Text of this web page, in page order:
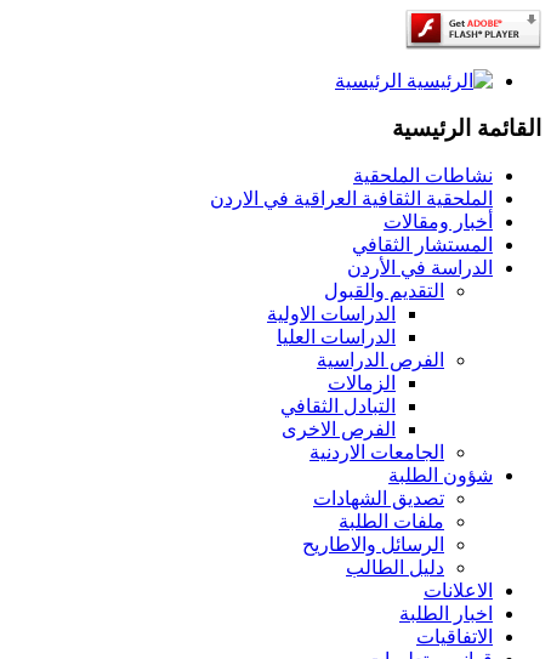
الرئيسية
القائمة الرئيسية
نشاطات الملحقية
الملحقية الثقافية العراقية في الاردن
أخبار ومقالات
المستشار الثقافي
الدراسة في الأردن
التقديم والقبول
الدراسات الاولية
الدراسات العليا
الفرص الدراسية
الزمالات
التبادل الثقافي
الفرص الاخرى
الجامعات الاردنية
شؤون الطلبة
تصديق الشهادات
ملفات الطلبة
الرسائل والاطاريح
دليل الطالب
الاعلانات
اخبار الطلبة
الاتفاقيات